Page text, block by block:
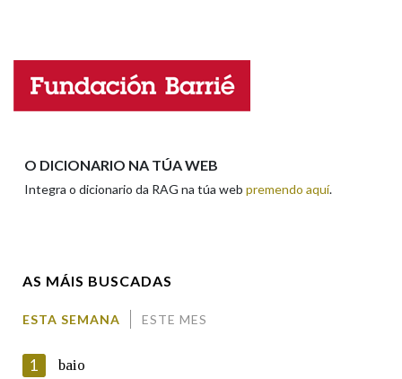
Nome
O DICIONARIO NA TÚA WEB
Integra o dicionario da RAG na túa web premendo aquí.
AS MÁIS BUSCADAS
ESTA SEMANA ESTE MES
1 baio